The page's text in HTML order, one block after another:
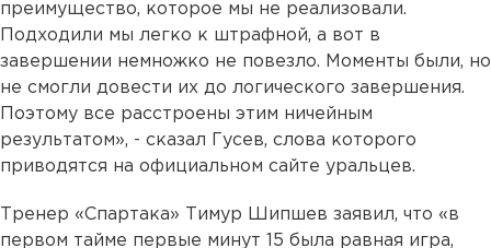
преимущество, которое мы не реализовали.
Подходили мы легко к штрафной, а вот в
завершении немножко не повезло. Моменты были, но
не смогли довести их до логического завершения.
Поэтому все расстроены этим ничейным
результатом», - сказал Гусев, слова которого
приводятся на официальном сайте уральцев.
Тренер «Спартака» Тимур Шипшев заявил, что «в
первом тайме первые минут 15 была равная игра,